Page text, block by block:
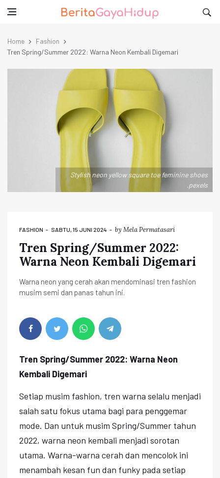
Home
Fashion
Tren Spring/Summer 2022: Warna Neon Kembali Digemari
Stylish neon yellow square toe feminine shoes
.pexels
FASHION SABTU, 15 JUNI 2024 by Mela Permatasari
Tren Spring/Summer 2022:
Warna Neon Kembali Digemari
Warna neon yang cerah akan mendominasi tren fashion
musim semi dan panas tahun ini.
Tren Spring/Summer 2022: Warna Neon
Kembali Digemari
Setiap musim fashion, tren warna selalu menjadi
salah satu fokus utama bagi para penggemar
mode. Dan untuk musim Spring/Summer tahun
2022, warna neon kembali menjadi sorotan
utama. Warna-warna cerah dan mencolok ini
menambah kesan fun dan funky pada setiap